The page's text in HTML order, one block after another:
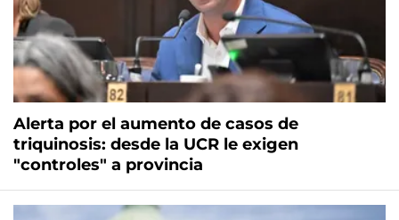
Alerta por el aumento de casos de
triquinosis: desde la UCR le exigen
"controles" a provincia